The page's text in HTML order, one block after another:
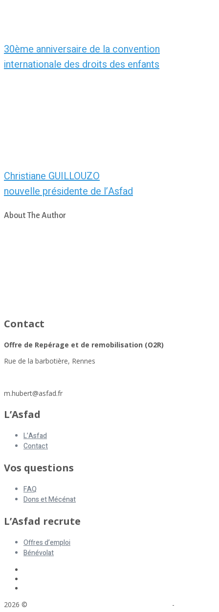
30ème anniversaire de la convention
internationale des droits des enfants
Christiane GUILLOUZO
nouvelle présidente de l’Asfad
About The Author
Contact
Offre de Repérage et de remobilisation (O2R)
Rue de la barbotière, Rennes
m.hubert@asfad.fr
L’Asfad
L’Asfad
Contact
Vos questions
FAQ
Dons et Mécénat
L’Asfad recrute
Offres d’emploi
Bénévolat
2026 © -